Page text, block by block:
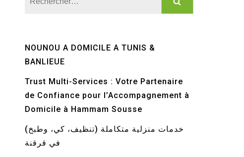
NOUNOU A DOMICILE A TUNIS &
BANLIEUE
Trust Multi-Services : Votre Partenaire
de Confiance pour l’Accompagnement à
Domicile à Hammam Sousse
خدمات منزلية متكاملة (تنظيف، كي، وطبخ)
في قرقنة